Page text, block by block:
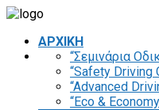
ΑΡΧΙΚΗ
“Σεμινάρια
“Safety Driving
“Advanced
“Eco &